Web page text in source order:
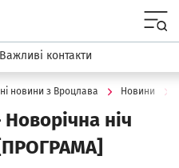
wroclaw.pl
Важливі контакти
новини з Вроцлава Новини
ніч